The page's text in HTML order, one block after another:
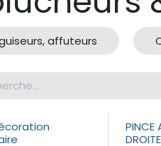
affuteurs
PINCE